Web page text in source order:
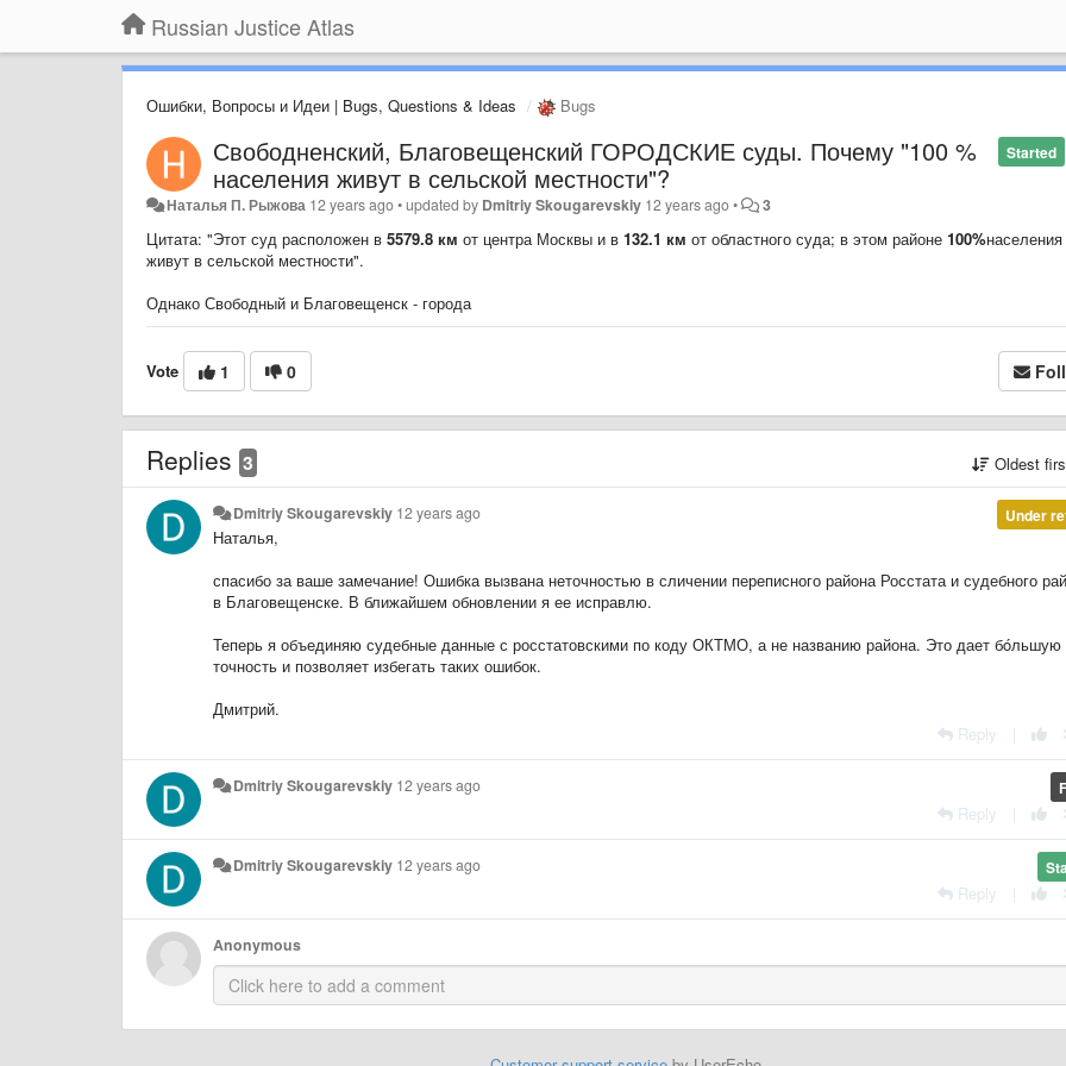
Russian Justice Atlas
Ошибки, Вопросы и Идеи | Bugs, Questions & Ideas Bugs
Started
Свободненский, Благовещенский ГОРОДСКИЕ суды. Почему "100 %
населения живут в сельской местности"?
Наталья П. Рыжова 12 years ago•updated by Dmitriy Skougarevskiy 12 years ago• 3
Цитата: "Этот суд расположен в 5579.8 км от центра Москвы и в 132.1 км от областного суда; в этом районе 100%населения
живут в сельской местности".
Однако Свободный и Благовещенск - города
Vote 1 0
Replies 3 Oldest
Under
Dmitriy Skougarevskiy 12 years ago
Наталья,
спасибо за ваше замечание! Ошибка вызвана неточностью в сличении переписного района Росстата и судебного
в Благовещенске. В ближайшем обновлении я ее исправлю.
Теперь я объединяю судебные данные с росстатовскими по коду ОКТМО, а не названию района. Это дает бóльшую
точность и позволяет избегать таких ошибок.
Дмитрий.
Reply
Dmitriy Skougarevskiy 12 years ago
Reply
Dmitriy Skougarevskiy 12 years ago
Reply
Anonymous